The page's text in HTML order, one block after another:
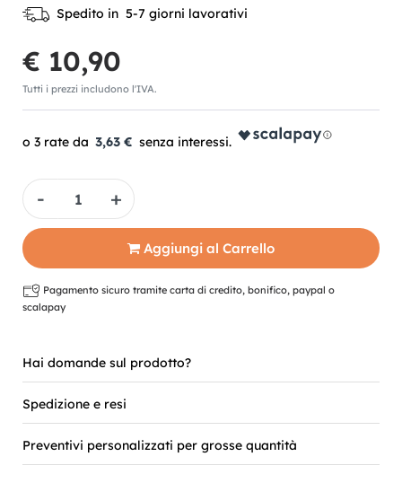
Spedito in 5-7 giorni lavorativi
€ 10,90
Tutti i prezzi includono l'IVA.
3,63 €
Quantità
Aggiungi al Carrello
Pagamento sicuro tramite carta di credito, bonifico, paypal o
scalapay
Hai domande sul prodotto?
Spedizione e resi
Preventivi personalizzati per grosse quantità